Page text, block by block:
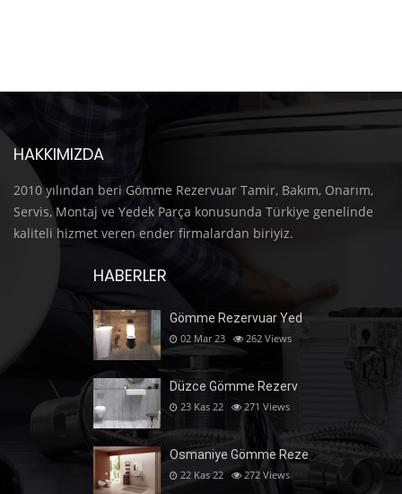
HAKKIMIZDA
2010 yılından beri Gömme Rezervuar Tamir, Bakım, Onarım,
Servis, Montaj ve Yedek Parça konusunda Türkiye genelinde
kaliteli hizmet veren ender firmalardan biriyiz.
HABERLER
Gömme Rezervuar Yed
02 Mar 23 262 Views
Düzce Gömme Rezerv
23 Kas 22 271 Views
Osmaniye Gömme Reze
22 Kas 22 272 Views